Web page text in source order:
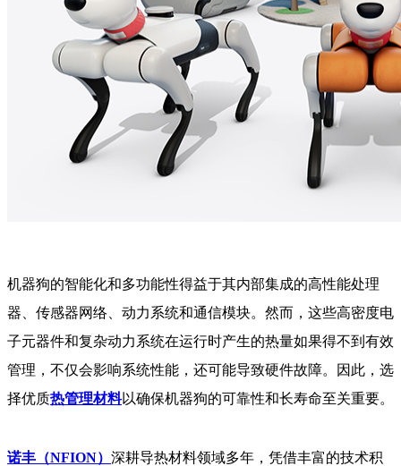
机器狗的智能化和多功能性得益于其内部集成的高性能处理
器、传感器网络、动力系统和通信模块。然而，这些高密度电
子元器件和复杂动力系统在运行时产生的热量如果得不到有效
管理，不仅会影响系统性能，还可能导致硬件故障。因此，选
择优质热管理材料以确保机器狗的可靠性和长寿命至关重要。
诺丰（NFION） 深耕导热材料领域多年，凭借丰富的技术积